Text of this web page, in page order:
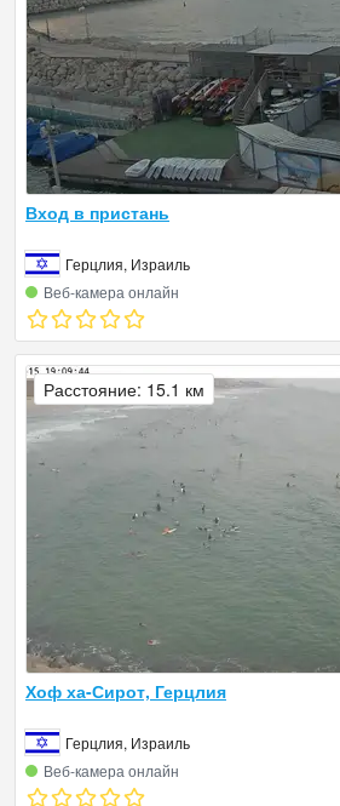
Вход в пристань
Герцлия, Израиль
Веб‑камера онлайн
Хоф ха-Сирот, Герцлия
Герцлия, Израиль
Веб‑камера онлайн
Расстояние: 15.1 км